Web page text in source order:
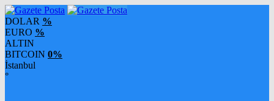
DOLAR %
EURO %
ALTIN
BITCOIN 0%
İstanbul
°